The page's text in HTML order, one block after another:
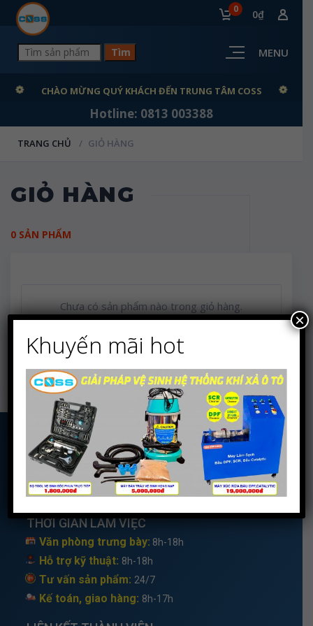
0 0₫
MENU
CHÀO MỪNG QUÝ KHÁCH ĐẾN TRUNG TÂM COSS
Hotline: 0813 003388
TRANG CHỦ GIỎ HÀNG
GIỎ HÀNG
0 SẢN PHẨM
Chưa có sản phẩm nào trong giỏ hàng.
LIÊN HỆ
Trụ Sở:5, Đường N18, P.Trường Thạnh, TP.Thủ Đức
Email:trungtamcoss@gmail.com
Hotline: 0813 003388(zalo)
Hỗ Trợ Kỹ Thuật: 0877 331 338
THỜI GIAN LÀM VIỆC
Văn phòng trưng bày: 8h-18h
Hỗ trợ kỹ thuật: 8h-18h
Tư vấn sản phẩm: 24/7
Kế toán, giao hàng: 8h-17h
Khuyến mãi hot
×